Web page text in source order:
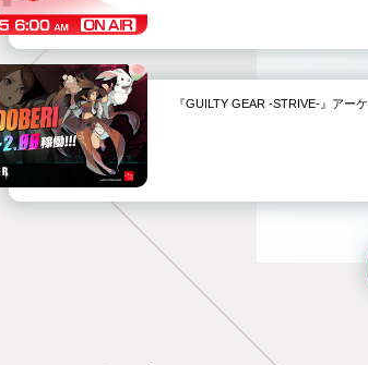
『GUILTY GEAR -STRIVE-』アー